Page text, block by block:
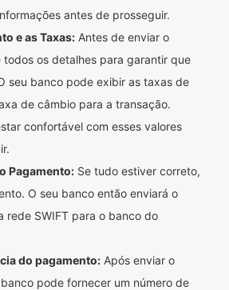
antes de prosseguir.
e as Taxas: Antes de enviar o
todos os detalhes para garantir que
seu banco pode exibir as taxas de
de câmbio para a transação.
confortável com esses valores
Pagamento: Se tudo estiver correto,
O seu banco então enviará o
rede SWIFT para o banco do
do pagamento: Após enviar o
pode fornecer um número de